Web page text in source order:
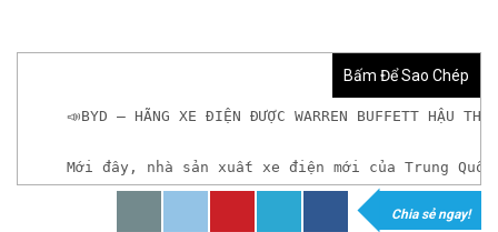
Bấm Để Sao Chép
📣BYD – HÃNG XE ĐIỆN ĐƯỢC WARREN BUFFETT HẬU
Mới đây, nhà sản xuất xe điện mới của Trung
𝘟𝘦𝘮 𝘤𝘩𝘪 𝘵𝘪ế𝘵: https://chungkhoanforex.com/
Chia sẻ ngay!